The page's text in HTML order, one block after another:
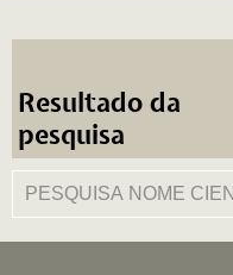
Resultado da
pesquisa